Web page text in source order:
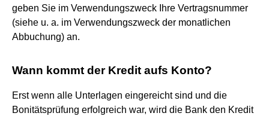
geben Sie im Verwendungszweck Ihre Vertragsnummer
(siehe u. a. im Verwendungszweck der monatlichen
Abbuchung) an.
Wann kommt der Kredit aufs Konto?
Erst wenn alle Unterlagen eingereicht sind und die
Bonitätsprüfung erfolgreich war, wird die Bank den Kredit